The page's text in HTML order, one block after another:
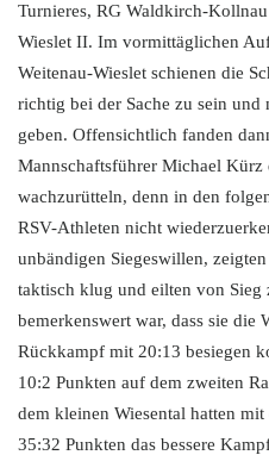
Turnieres, RG Waldkirch-
Wieslet II. Im vormittäglichen
Weitenau-Wieslet schienen die
richtig bei der Sache zu sein und
geben. Offensichtlich fanden
Mannschaftsführer Michael Kürz
wachzurütteln, denn in den
RSV-Athleten nicht
unbändigen Siegeswillen,
taktisch klug und eilten von Sieg
bemerkenswert war, dass sie die
Rückkampf mit 20:13 besiegen
10:2 Punkten auf dem zweiten
dem kleinen Wiesental hatten
35:32 Punkten das bessere